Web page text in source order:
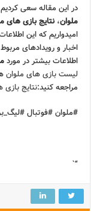
در این مقاله سعی
ملوان،نتایج بازی های
امیدواریم که این
اخبار و رویدادهای
اطلاعات بیشتر در مورد
لیست بازی های ملوان
مراجعه کنید:نتایج
#ملوان #فوتبال
“`